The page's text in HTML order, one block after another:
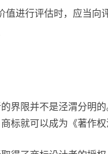
进行评估时，应当向
界限并不是泾渭分明
标就可以成为《著作权